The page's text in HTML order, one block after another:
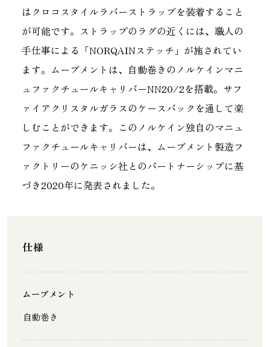
はクロコスタイルラバーストラップを装着すること
が可能です。ストラップのラグの近くには、職人の
手仕事による「NORQAINステッチ」が施されてい
ます。ムーブメントは、自動巻きのノルケインマニ
ュファクチュールキャリバーNN20/2を搭載。サフ
ァイアクリスタルガラスのケースバックを通して楽
しむことができます。このノルケイン独自のマニュ
ファクチュールキャリバーは、ムーブメント製造フ
ァクトリーのケニッシ社とのパートナーシップに基
づき2020年に発表されました。
仕様
ムーブメント
自動巻き